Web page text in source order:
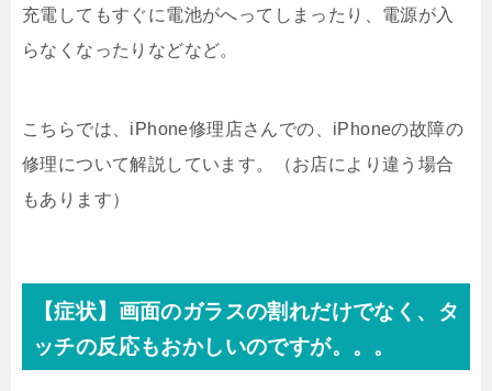
充電してもすぐに電池がへってしまったり、電源が入
らなくなったりなどなど。
こちらでは、iPhone修理店さんでの、iPhoneの故障の
修理について解説しています。（お店により違う場合
もあります）
【症状】画面のガラスの割れだけでなく、タ
ッチの反応もおかしいのですが。。。